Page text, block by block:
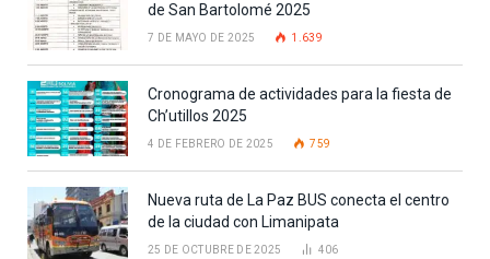
de San Bartolomé 2025
7 DE MAYO DE 2025 1.639
Cronograma de actividades para la fiesta de
Ch’utillos 2025
4 DE FEBRERO DE 2025 759
Nueva ruta de La Paz BUS conecta el centro
de la ciudad con Limanipata
25 DE OCTUBRE DE 2025 406